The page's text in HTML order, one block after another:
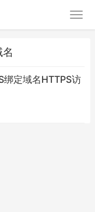
绑定域名HTTPS访